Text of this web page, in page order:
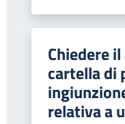
Chiedere
cartella di
relativa a